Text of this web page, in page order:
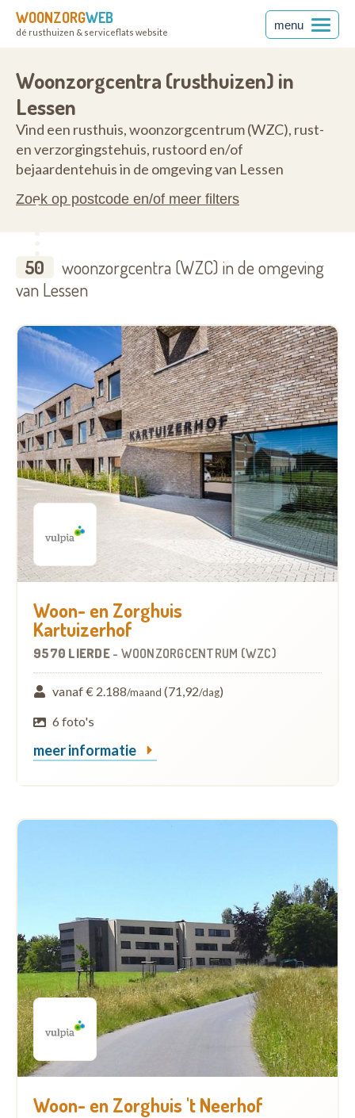
WOONZORGWEB
dé rusthuizen & serviceflats website
menu
Woonzorgcentra (rusthuizen) in
Lessen
Vind een rusthuis, woonzorgcentrum (WZC), rust-
en verzorgingstehuis, rustoord en/of
bejaardentehuis in de omgeving van Lessen
Zoek op postcode en/of meer filters
50
woonzorgcentra (WZC) in de omgeving
van Lessen
Woon- en Zorghuis
Kartuizerhof
9570 LIERDE - WOONZORGCENTRUM (WZC)
vanaf € 2.188/maand (71,92/dag)
6 foto's
meer informatie
Woon- en Zorghuis 't Neerhof